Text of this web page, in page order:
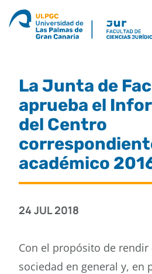
Saltar
noticias
La Junta de
aprueba el
del Centro
académico
24 JUL 2018
Con el propósito de rendir
sociedad en general y, en